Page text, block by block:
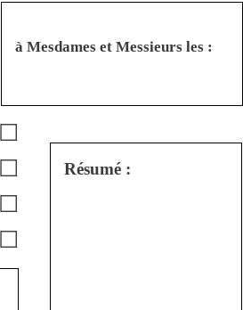
à Mesdames et Messieurs les :
☐
☐
☐
☐
Résumé :